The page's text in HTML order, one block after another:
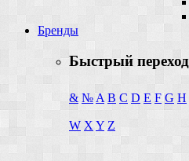
Бренды
Быстрый переход
& № A B C D E F G H
W X Y Z